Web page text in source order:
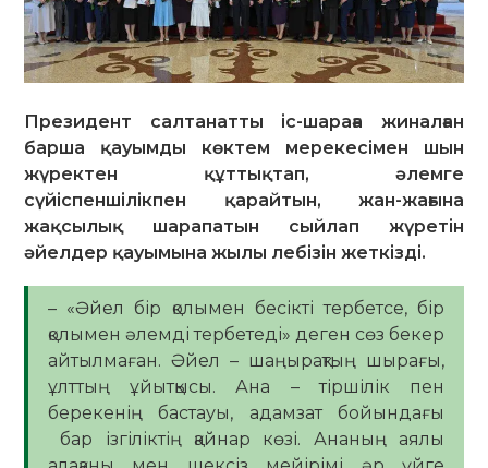
Президент салтанатты іс-шараға жиналған
барша қауымды көктем мерекесімен шын
жүректен құттықтап, әлемге
сүйіспеншілікпен қарайтын, жан-жағына
жақсылық шарапатын сыйлап жүретін
әйелдер қауымына жылы лебізін жеткізді.
– «Әйел бір қолымен бесікті тербетсе, бір
қолымен әлемді тербетеді» деген сөз бекер
айтылмаған. Әйел – шаңырақтың шырағы,
ұлттың ұйытқысы. Ана – тіршілік пен
берекенің бастауы, адамзат бойындағы
бар ізгіліктің қайнар көзі. Ананың аялы